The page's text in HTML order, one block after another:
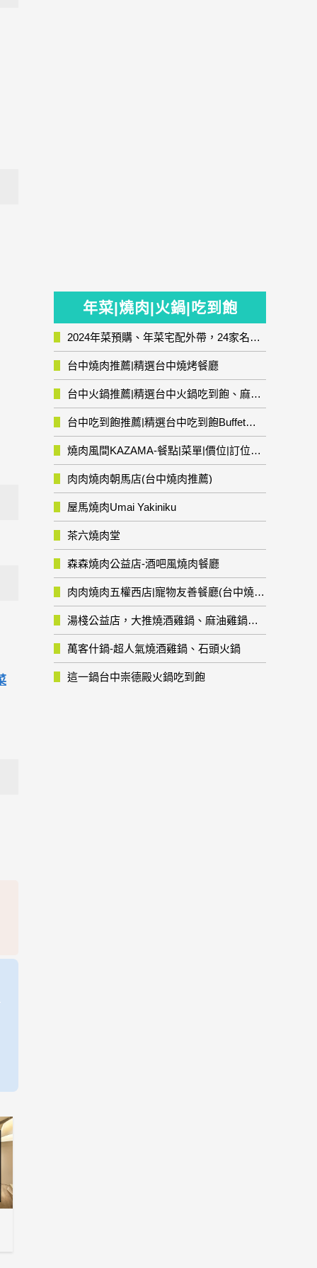
年菜|燒肉|火鍋|吃到飽
2024年菜預購、年菜宅配外帶，24家名店年菜推薦整理，圍爐輕鬆上菜團圓趣
台中燒肉推薦|精選台中燒烤餐廳
台中火鍋推薦|精選台中火鍋吃到飽、麻辣鍋、鴛鴦鍋、石頭火鍋、酸菜白肉鍋、海鮮鍋、燒酒雞、麻油雞、壽喜燒等熱門人氣火鍋店!
台中吃到飽推薦|精選台中吃到飽Buffet自助餐廳
燒肉風間KAZAMA-餐點|菜單|價位|訂位資訊
肉肉燒肉朝馬店(台中燒肉推薦)
屋馬燒肉Umai Yakiniku
茶六燒肉堂
森森燒肉公益店-酒吧風燒肉餐廳
肉肉燒肉五權西店|寵物友善餐廳(台中燒肉推薦)
湯棧公益店，大推燒酒雞鍋、麻油雞鍋暖暖有夠補
萬客什鍋-超人氣燒酒雞鍋、石頭火鍋
這一鍋台中崇德殿火鍋吃到飽